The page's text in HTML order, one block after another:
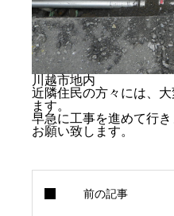
川越市地内
近隣住民の方々には、
ます。
早急に工事を進めて行
お願い致します。